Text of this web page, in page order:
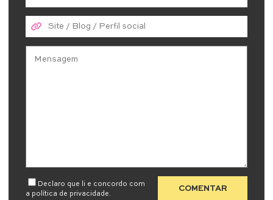
Declaro que li e concordo com
a política de privacidade.